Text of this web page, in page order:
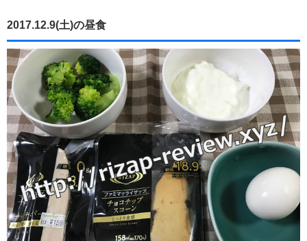
2017.12.9(土)の昼食